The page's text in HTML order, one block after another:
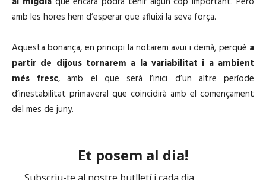
amb les hores hem d’esperar que afluixi la seva força.
Aquesta bonança, en principi la notarem avui i demà, perquè a
partir de dijous tornarem a la variabilitat i a ambient
més fresc, amb el que serà l’inici d’un altre període
d’inestabilitat primaveral que coincidirà amb el començament
del mes de juny.